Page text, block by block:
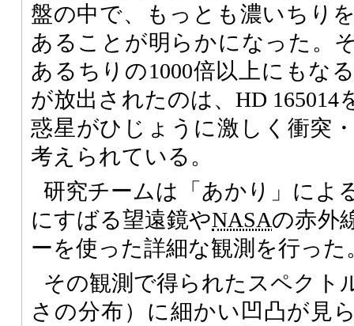
盤の中で、もっとも濃いちり
あることが明らかになった。
あるちりの1000倍以上にもな
が放出されたのは、HD 165014
惑星がひじょうに激しく衝突
考えられている。
研究チームは「あかり」によ
にすばる望遠鏡やNASAの赤外
ーを使った詳細な観測を行った
その観測で得られたスペクト
さの分布）に細かい凹凸が見